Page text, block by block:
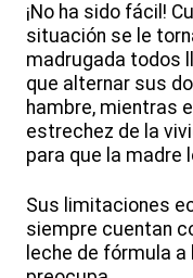
¡No ha sido fácil!
situación se le
madrugada todos
que alternar sus
hambre, mientras
estrechez de la
para que la madre
Sus limitaciones
siempre cuentan
leche de fórmula a